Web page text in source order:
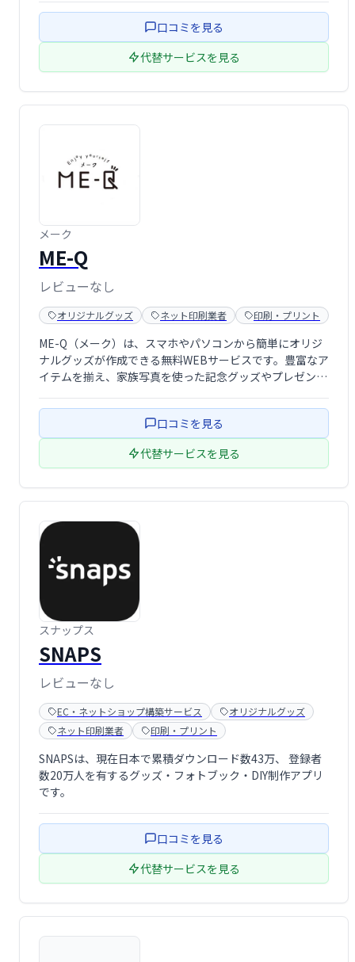
幅広い用途に最適です。小ロットから対応可能で、ラベル
印刷とグラビア印刷から選択できま …
口コミを見る
代替サービスを見る
メーク
ME-Q
レビューなし
オリジナルグッズ ネット印刷業者 印刷・プリント
ME-Q（メーク）は、スマホやパソコンから簡単にオリジ
ナルグッズが作成できる無料WEBサービスです。豊富なア
イテムを揃え、家族写真を使った記念グッズやプレゼン
だけます。写真、イラスト、デザインなど、お好みの素材
で手軽にオリジナルグッズを作りましょ …
口コミを見る
代替サービスを見る
スナップス
SNAPS
レビューなし
EC・ネットショップ構築サービス
オリジナルグッズ
ネット印刷業者
印刷・プリント
SNAPSは、現在日本で累積ダウンロード数43万、 登録者
数20万人を有するグッズ・フォトブック・DIY制作アプリ
です。
口コミを見る
代替サービスを見る